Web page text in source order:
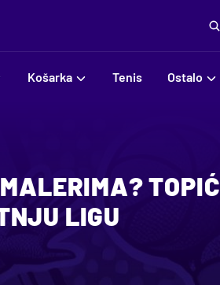
Košarka Tenis Ostalo
TOPIĆ
LIGU